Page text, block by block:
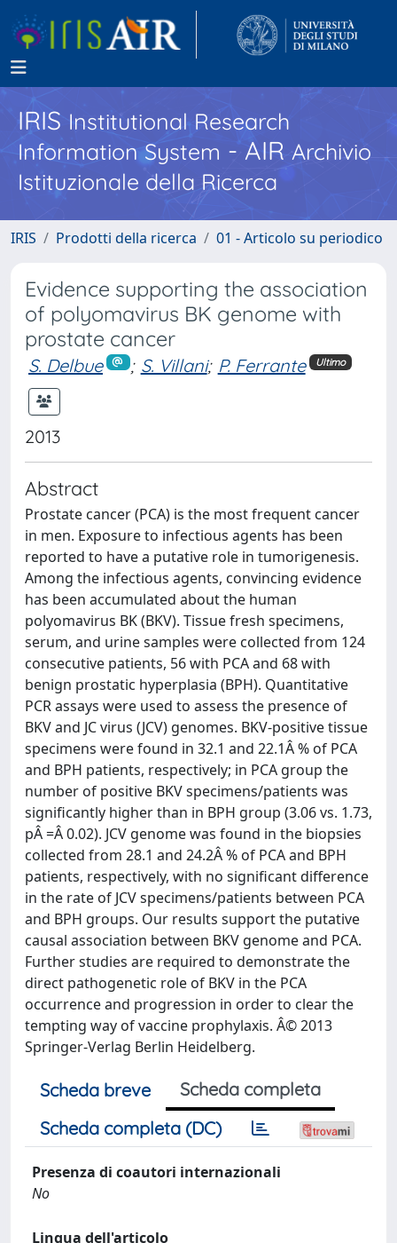
IRISInstitutional Research
Information System - AIR Archivio
Istituzionale della Ricerca
IRIS Prodotti della ricerca 01 - Articolo su periodico
Evidence supporting the association
of polyomavirus BK genome with
prostate cancer
S. Delbue ; S. Villani; P. Ferrante Ultimo
2013
Abstract
Prostate cancer (PCA) is the most frequent cancer
in men. Exposure to infectious agents has been
reported to have a putative role in tumorigenesis.
Among the infectious agents, convincing evidence
has been accumulated about the human
polyomavirus BK (BKV). Tissue fresh specimens,
serum, and urine samples were collected from 124
consecutive patients, 56 with PCA and 68 with
benign prostatic hyperplasia (BPH). Quantitative
PCR assays were used to assess the presence of
BKV and JC virus (JCV) genomes. BKV-positive tissue
specimens were found in 32.1 and 22.1Â % of PCA
and BPH patients, respectively; in PCA group the
number of positive BKV specimens/patients was
significantly higher than in BPH group (3.06 vs. 1.73,
pÂ =Â 0.02). JCV genome was found in the biopsies
collected from 28.1 and 24.2Â % of PCA and BPH
patients, respectively, with no significant difference
in the rate of JCV specimens/patients between PCA
and BPH groups. Our results support the putative
causal association between BKV genome and PCA.
Further studies are required to demonstrate the
direct pathogenetic role of BKV in the PCA
occurrence and progression in order to clear the
tempting way of vaccine prophylaxis. Â© 2013
Springer-Verlag Berlin Heidelberg.
Scheda breve
Scheda completa
Scheda completa (DC)
Presenza di coautori internazionali
No
Lingua dell'articolo